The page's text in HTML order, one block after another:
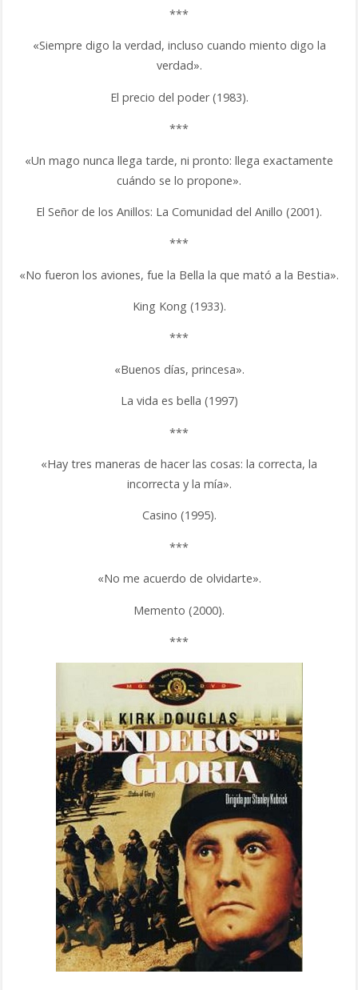
***
«Siempre digo la verdad, incluso cuando miento digo la
verdad».
El precio del poder (1983).
***
«Un mago nunca llega tarde, ni pronto: llega exactamente
cuándo se lo propone».
El Señor de los Anillos: La Comunidad del Anillo (2001).
***
«No fueron los aviones, fue la Bella la que mató a la Bestia».
King Kong (1933).
***
«Buenos días, princesa».
La vida es bella (1997)
***
«Hay tres maneras de hacer las cosas: la correcta, la
incorrecta y la mía».
Casino (1995).
***
«No me acuerdo de olvidarte».
Memento (2000).
***